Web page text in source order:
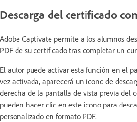
Descarga del certificado
Adobe Captivate permite a los alumnos
PDF de su certificado tras completar un
El autor puede activar esta función en el
vez activada, aparecerá un icono de
derecha de la pantalla de vista previa del
pueden hacer clic en este icono para
personalizado en formato PDF.